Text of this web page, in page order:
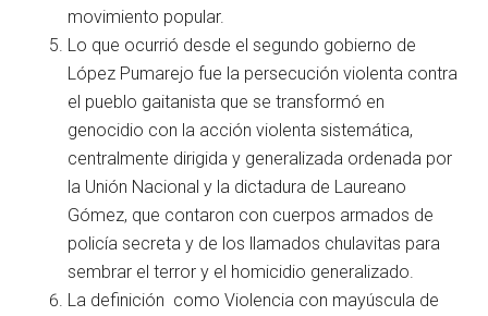
movimiento popular.
Lo que ocurrió desde el segundo gobierno de
López Pumarejo fue la persecución violenta contra
el pueblo gaitanista que se transformó en
genocidio con la acción violenta sistemática,
centralmente dirigida y generalizada ordenada por
la Unión Nacional y la dictadura de Laureano
Gómez, que contaron con cuerpos armados de
policía secreta y de los llamados chulavitas para
sembrar el terror y el homicidio generalizado.
La definición como Violencia con mayúscula de